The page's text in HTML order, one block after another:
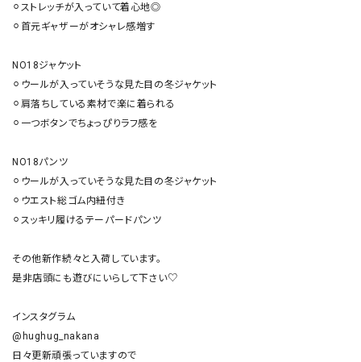
⚪︎ストレッチが入っていて着心地◎
⚪︎首元ギャザーがオシャレ感増す
NO18ジャケット
⚪︎ウールが入っていそうな見た目の冬ジャケット
⚪︎肩落ちしている素材で楽に着られる
⚪︎一つボタンでちょっぴりラフ感を
NO18パンツ
⚪︎ウールが入っていそうな見た目の冬ジャケット
⚪︎ウエスト総ゴム内紐付き
⚪︎スッキリ履けるテーパードパンツ
その他新作続々と入荷しています。
是非店頭にも遊びにいらして下さい♡
インスタグラム
@hughug_nakana
日々更新頑張っていますので